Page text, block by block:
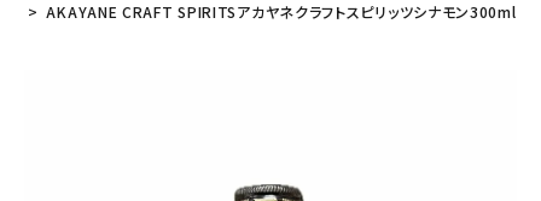
AKAYANE CRAFT SPIRITSアカヤネクラフトスピリッツシナモン300ml